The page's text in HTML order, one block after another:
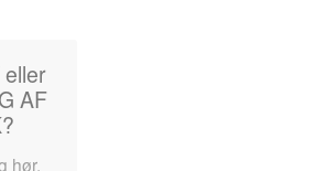
eller
AF
hør,